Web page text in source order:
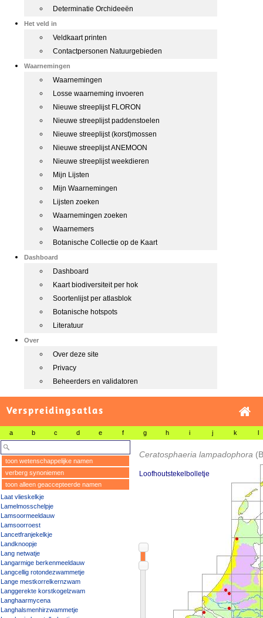
Determinatie Orchideeën
Het veld in
Veldkaart printen
Contactpersonen Natuurgebieden
Waarnemingen
Waarnemingen
Losse waarneming invoeren
Nieuwe streeplijst FLORON
Nieuwe streeplijst paddenstoelen
Nieuwe streeplijst (korst)mossen
Nieuwe streeplijst ANEMOON
Nieuwe streeplijst weekdieren
Mijn Lijsten
Mijn Waarnemingen
Lijsten zoeken
Waarnemingen zoeken
Waarnemers
Botanische Collectie op de Kaart
Dashboard
Dashboard
Kaart biodiversiteit per hok
Soortenlijst per atlasblok
Botanische hotspots
Literatuur
Over
Over deze site
Privacy
Beheerders en validatoren
Verspreidingsatlas
a b c d e f g h i j k l
toon wetenschappelijke namen
verberg synoniemen
toon alleen geaccepteerde namen
Laat vlieskelkje
Lamelmosschelpje
Lamsoormeeldauw
Lamsoorroest
Lancetfranjekelkje
Landknoopje
Lang netwatje
Langarmige berkenmeeldauw
Langcellig rotondezwammetje
Lange mestkorrelkernzwam
Langgerekte korstkogelzwam
Langhaarmycena
Langhalsmenhirzwammetje
Ceratosphaeria lampadophora
Loofhoutstekelbolletje